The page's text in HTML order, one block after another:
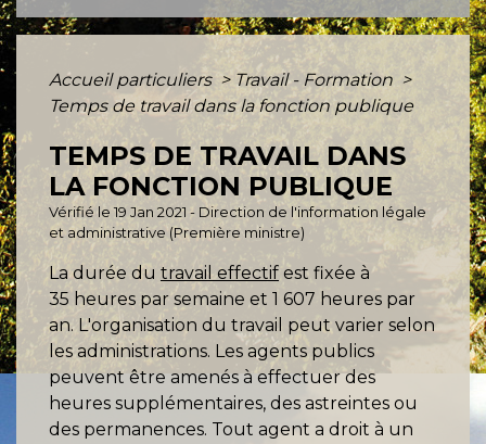
Accueil particuliers > Travail - Formation >
Temps de travail dans la fonction publique
TEMPS DE TRAVAIL DANS
LA FONCTION PUBLIQUE
Vérifié le 19 Jan 2021 - Direction de l'information légale
et administrative (Première ministre)
La durée du travail effectif est fixée à
35 heures par semaine et 1 607 heures par
an. L'organisation du travail peut varier selon
les administrations. Les agents publics
peuvent être amenés à effectuer des
heures supplémentaires, des astreintes ou
des permanences. Tout agent a droit à un